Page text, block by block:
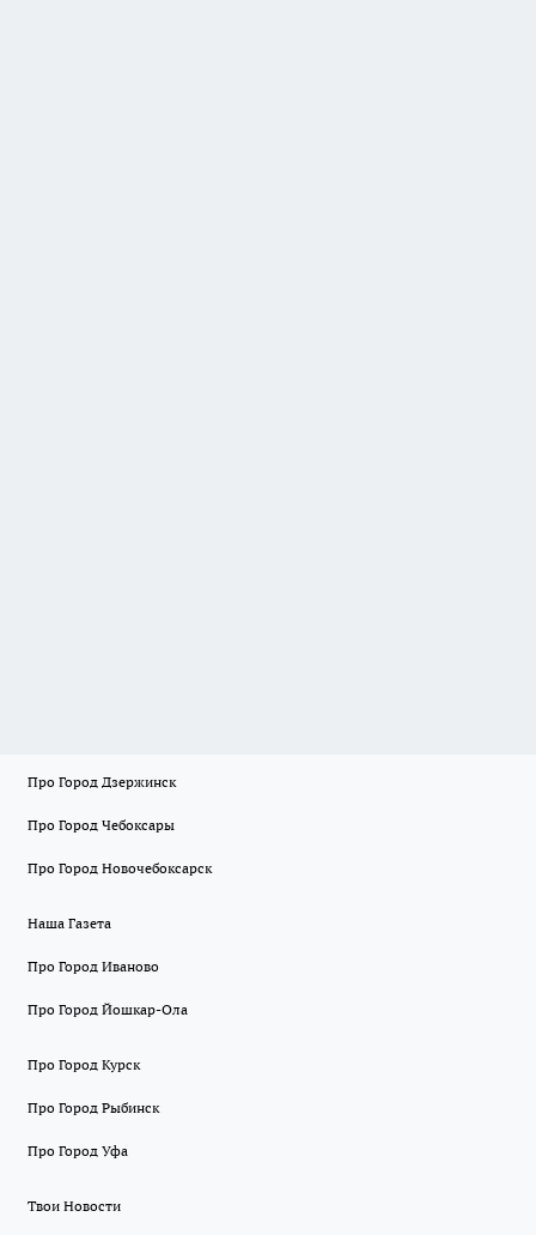
Про Город Дзержинск
Про Город Чебоксары
Про Город Новочебоксарск
Наша Газета
Про Город Иваново
Про Город Йошкар-Ола
Про Город Курск
Про Город Рыбинск
Про Город Уфа
Твои Новости